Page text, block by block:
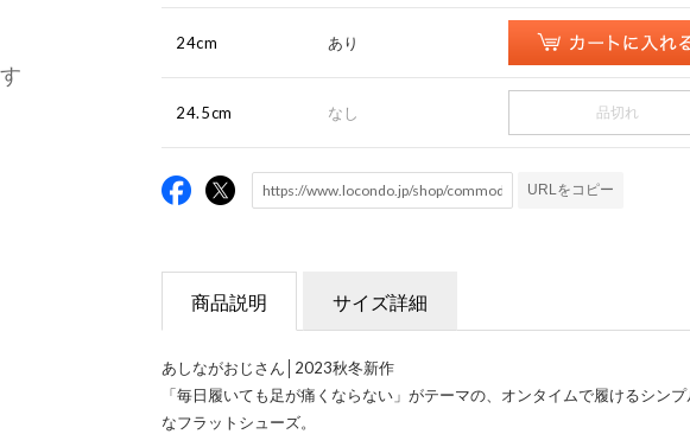
24cm あり
24.5cm なし 品切れ
URLをコピー
商品説明 サイズ詳細
あしながおじさん│2023秋冬新作
「毎日履いても足が痛くならない」がテーマの、オンタイムで履けるシン
なフラットシューズ。